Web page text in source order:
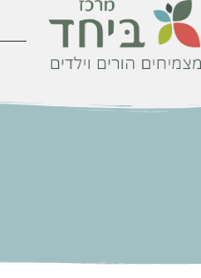
לתוכן